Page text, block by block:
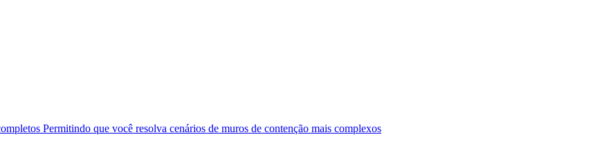
Permitindo que você resolva cenários de muros de contenção mais complexos